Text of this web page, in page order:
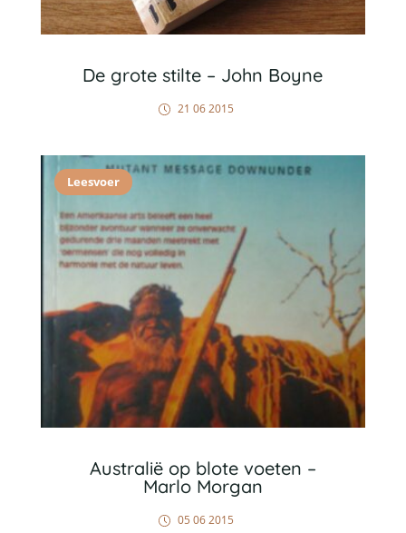
De grote stilte – John Boyne
21 06 2015
Leesvoer
Australië op blote voeten –
Marlo Morgan
05 06 2015